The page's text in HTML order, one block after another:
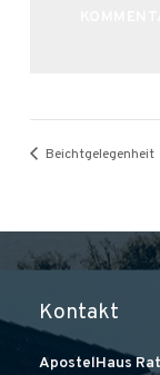
Beichtgelegenheit
Kontakt
ApostelHaus